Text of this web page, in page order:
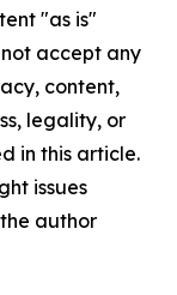
"as is"
accept any
content,
legality, or
in this article.
issues
author